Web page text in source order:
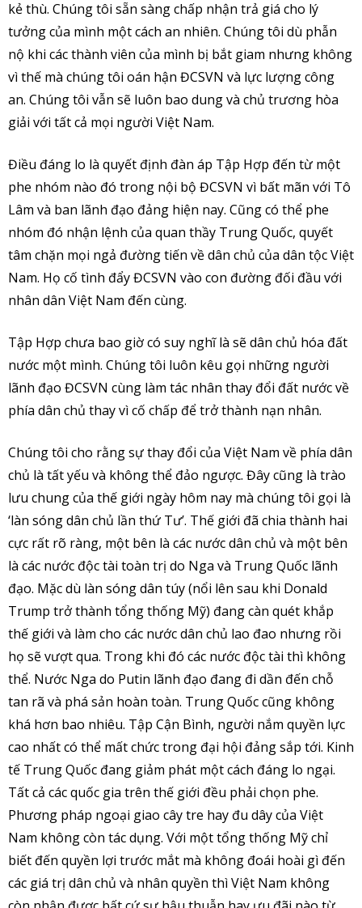
kẻ thù. Chúng tôi sẵn sàng chấp nhận trả giá cho lý
tưởng của mình một cách an nhiên. Chúng tôi dù phẫn
nộ khi các thành viên của mình bị bắt giam nhưng không
vì thế mà chúng tôi oán hận ĐCSVN và lực lượng công
an. Chúng tôi vẫn sẽ luôn bao dung và chủ trương hòa
giải với tất cả mọi người Việt Nam.
Điều đáng lo là quyết định đàn áp Tập Hợp đến từ một
phe nhóm nào đó trong nội bộ ĐCSVN vì bất mãn với Tô
Lâm và ban lãnh đạo đảng hiện nay. Cũng có thể phe
nhóm đó nhận lệnh của quan thầy Trung Quốc, quyết
tâm chặn mọi ngả đường tiến về dân chủ của dân tộc Việt
Nam. Họ cố tình đẩy ĐCSVN vào con đường đối đầu với
nhân dân Việt Nam đến cùng.
Tập Hợp chưa bao giờ có suy nghĩ là sẽ dân chủ hóa đất
nước một mình. Chúng tôi luôn kêu gọi những người
lãnh đạo ĐCSVN cùng làm tác nhân thay đổi đất nước về
phía dân chủ thay vì cố chấp để trở thành nạn nhân.
Chúng tôi cho rằng sự thay đổi của Việt Nam về phía dân
chủ là tất yếu và không thể đảo ngược. Đây cũng là trào
lưu chung của thế giới ngày hôm nay mà chúng tôi gọi là
‘làn sóng dân chủ lần thứ Tư’. Thế giới đã chia thành hai
cực rất rõ ràng, một bên là các nước dân chủ và một bên
là các nước độc tài toàn trị do Nga và Trung Quốc lãnh
đạo. Mặc dù làn sóng dân túy (nổi lên sau khi Donald
Trump trở thành tổng thống Mỹ) đang càn quét khắp
thế giới và làm cho các nước dân chủ lao đao nhưng rồi
họ sẽ vượt qua. Trong khi đó các nước độc tài thì không
thể. Nước Nga do Putin lãnh đạo đang đi dần đến chỗ
tan rã và phá sản hoàn toàn. Trung Quốc cũng không
khá hơn bao nhiêu. Tập Cận Bình, người nắm quyền lực
cao nhất có thể mất chức trong đại hội đảng sắp tới. Kinh
tế Trung Quốc đang giảm phát một cách đáng lo ngại.
Tất cả các quốc gia trên thế giới đều phải chọn phe.
Phương pháp ngoại giao cây tre hay đu dây của Việt
Nam không còn tác dụng. Với một tổng thống Mỹ chỉ
biết đến quyền lợi trước mắt mà không đoái hoài gì đến
các giá trị dân chủ và nhân quyền thì Việt Nam không